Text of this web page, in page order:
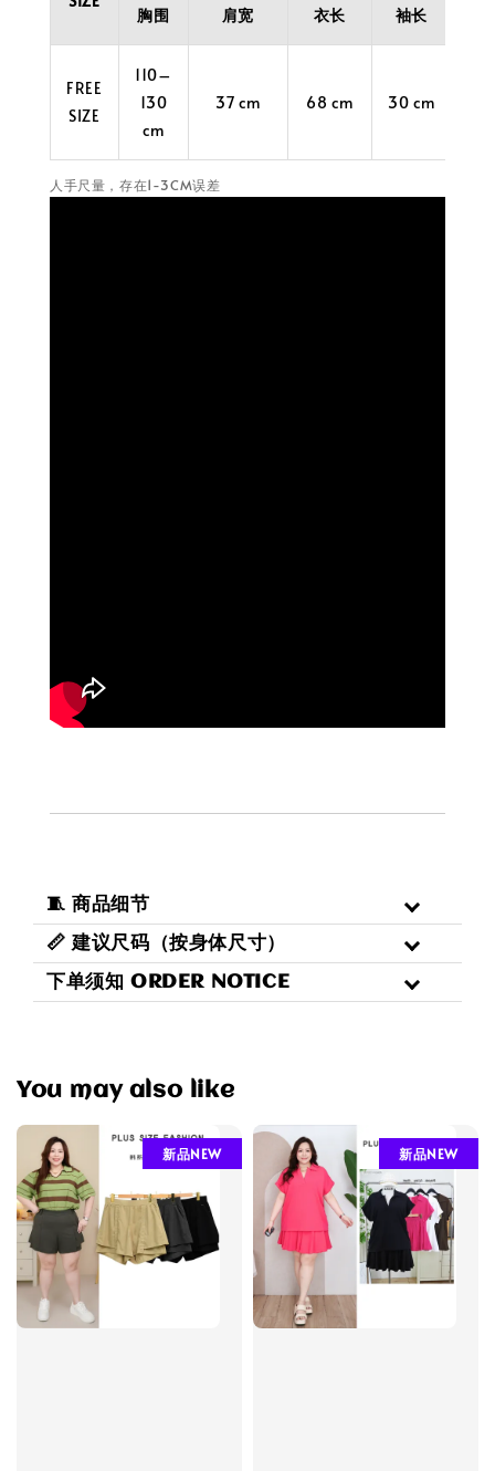
胸围 肩宽 衣长 袖长
FREE
SIZE
110–
130
cm
37 cm 68 cm 30 cm
人手尺量，存在1-3CM误差
🧵 商品细节
📏 建议尺码（按身体尺寸）
下单须知 ORDER NOTICE
You may also like
新品NEW 新品NEW